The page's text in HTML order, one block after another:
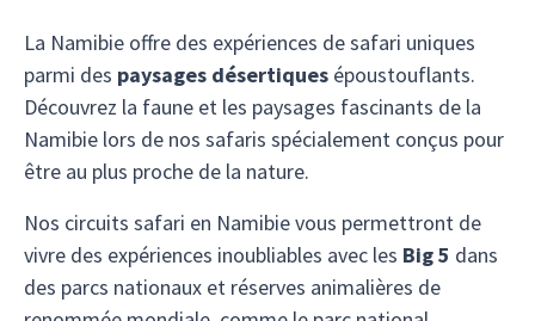
La Namibie offre des expériences de safari uniques
parmi des paysages désertiques époustouflants.
Découvrez la faune et les paysages fascinants de la
Namibie lors de nos safaris spécialement conçus pour
être au plus proche de la nature.
Nos circuits safari en Namibie vous permettront de
vivre des expériences inoubliables avec les Big 5 dans
des parcs nationaux et réserves animalières de